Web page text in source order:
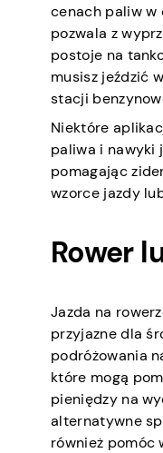
cenach paliw w
pozwala z
postoje na
musisz jeździć
stacji
Niektóre
paliwa i nawyki
pomagając
wzorce jazdy
Rower
Jazda na
przyjazne dla
podróżowania
które mogą
pieniędzy na
alternatywne
również pomóc